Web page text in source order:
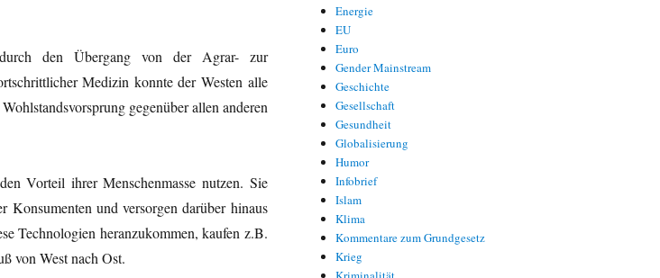
den Übergang von der Agrar- zur
Medizin konnte der Westen alle
gegenüber allen anderen
Vorteil ihrer Menschenmasse nutzen. Sie
und versorgen darüber hinaus
Technologien heranzukommen, kaufen z.B.
von West nach Ost.
Energie
EU
Euro
Gender Mainstream
Geschichte
Gesellschaft
Gesundheit
Globalisierung
Humor
Infobrief
Islam
Klima
Kommentare zum Grundgesetz
Krieg